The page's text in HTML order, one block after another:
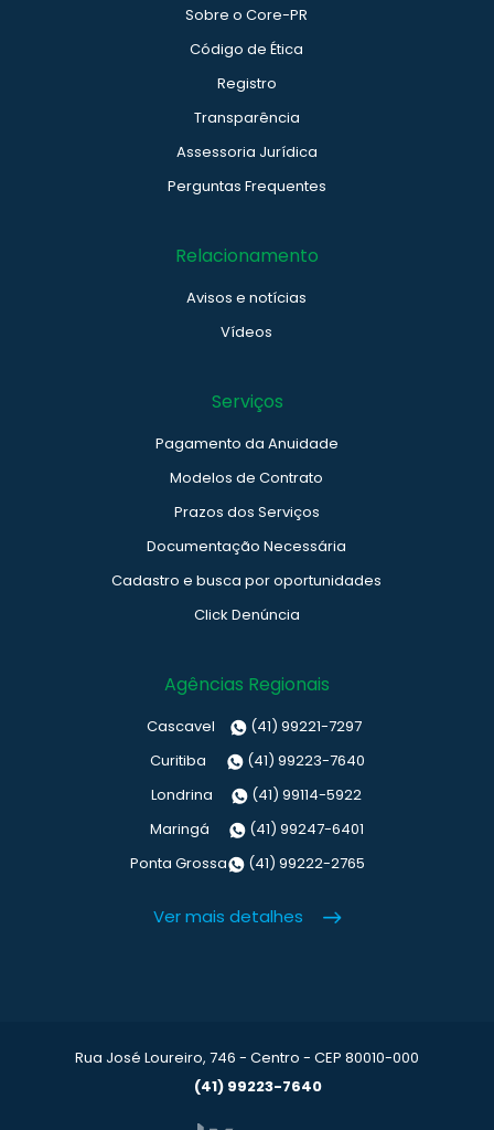
Sobre o Core-PR
Código de Ética
Registro
Transparência
Assessoria Jurídica
Perguntas Frequentes
Relacionamento
Avisos e notícias
Vídeos
Serviços
Pagamento da Anuidade
Modelos de Contrato
Prazos dos Serviços
Documentação Necessária
Cadastro e busca por oportunidades
Click Denúncia
Agências Regionais
Cascavel
(41) 99221-7297
Curitiba
(41) 99223-7640
Londrina
(41) 99114-5922
Maringá
(41) 99247-6401
Ponta Grossa
(41) 99222-2765
Ver mais detalhes
Rua José Loureiro, 746 - Centro - CEP 80010-000
(41) 99223-7640